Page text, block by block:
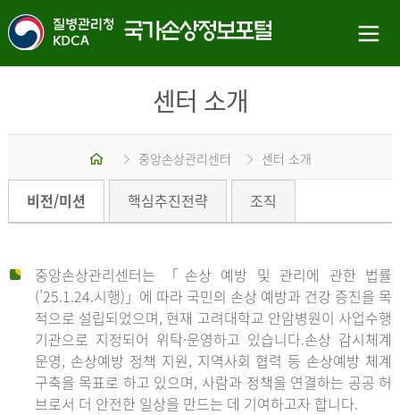
센터 소개
중앙손상관리센터 센터 소개
비전/미션 핵심추진전략 조직
중앙손상관리센터는 「손상 예방 및 관리에 관한 법률
(’25.1.24.시행)」에 따라 국민의 손상 예방과 건강 증진을 목
적으로 설립되었으며, 현재 고려대학교 안암병원이 사업수행
기관으로 지정되어 위탁·운영하고 있습니다.손상 감시체계
운영, 손상예방 정책 지원, 지역사회 협력 등 손상예방 체계
구축을 목표로 하고 있으며, 사람과 정책을 연결하는 공공 허
브로서 더 안전한 일상을 만드는 데 기여하고자 합니다.